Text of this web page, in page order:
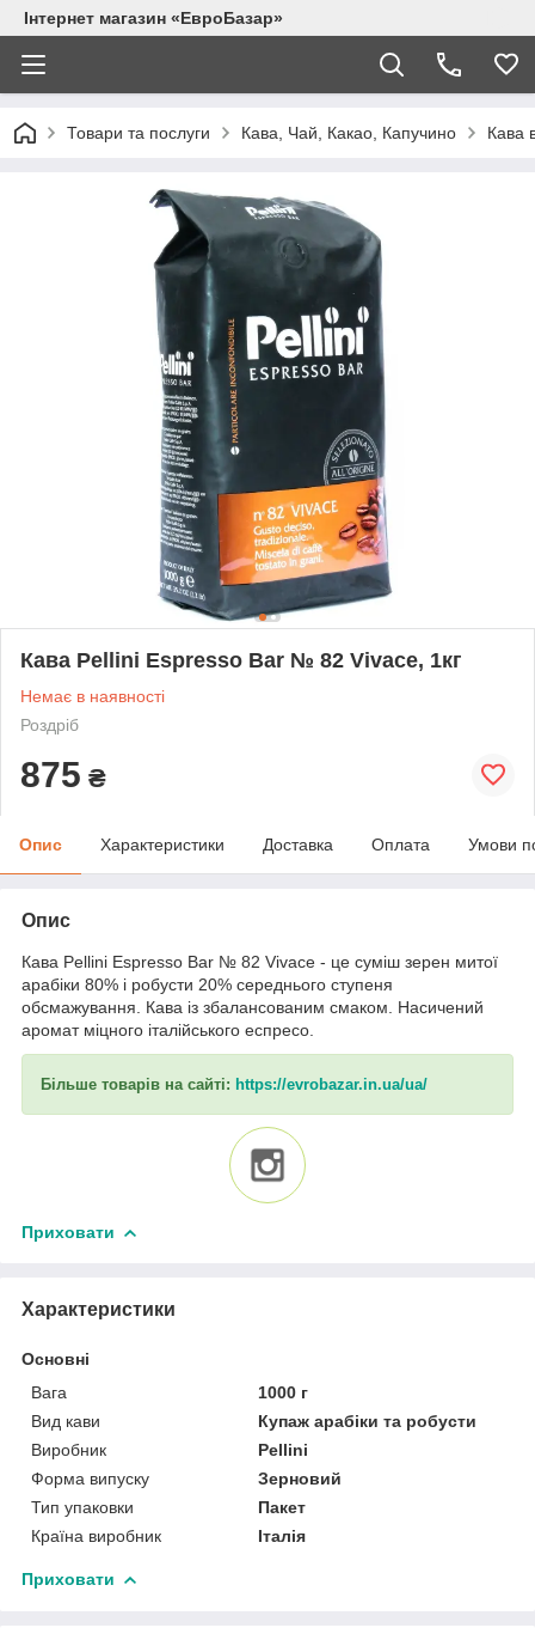
Інтернет магазин «ЕвроБазар»
Товари та послуги Кава, Чай, Какао, Капучино Кава
Кава Pellini Espresso Bar № 82 Vivace, 1кг
Немає в наявності
Роздріб
875 ₴
Опис Характеристики Доставка Оплата Умови
Опис
Кава Pellini Espresso Bar № 82 Vivace - це суміш зерен митої
арабіки 80% і робусти 20% середнього ступеня
обсмажування. Кава із збалансованим смаком. Насичений
аромат міцного італійського еспресо.
Більше товарів на сайті: https://evrobazar.in.ua/ua/
Приховати
Характеристики
Основні
Вага
1000 г
Вид кави
Купаж арабіки та робусти
Виробник
Pellini
Форма випуску
Зерновий
Тип упаковки
Пакет
Країна виробник
Італія
Приховати